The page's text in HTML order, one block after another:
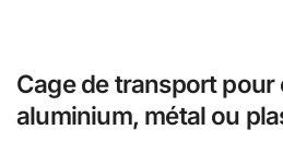
Cage de transport pour
aluminium, métal ou